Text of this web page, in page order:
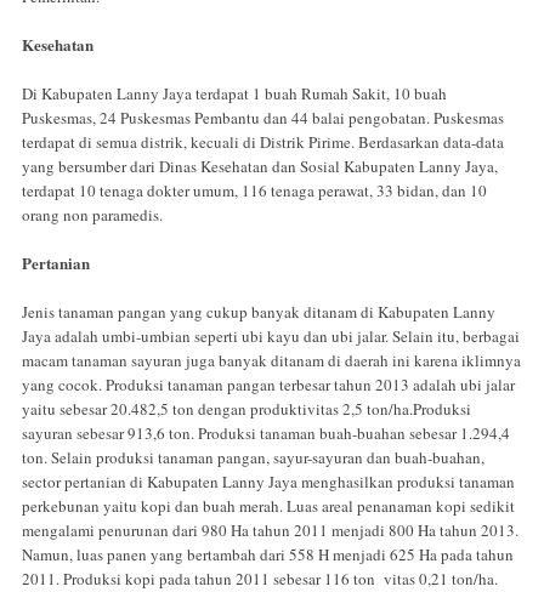
Kesehatan
Di Kabupaten Lanny Jaya terdapat 1 buah Rumah Sakit, 10 buah
Puskesmas, 24 Puskesmas Pembantu dan 44 balai pengobatan. Puskesmas
terdapat di semua distrik, kecuali di Distrik Pirime. Berdasarkan data-data
yang bersumber dari Dinas Kesehatan dan Sosial Kabupaten Lanny Jaya,
terdapat 10 tenaga dokter umum, 116 tenaga perawat, 33 bidan, dan 10
orang non paramedis.
Pertanian
Jenis tanaman pangan yang cukup banyak ditanam di Kabupaten Lanny
Jaya adalah umbi-umbian seperti ubi kayu dan ubi jalar. Selain itu, berbagai
macam tanaman sayuran juga banyak ditanam di daerah ini karena iklimnya
yang cocok. Produksi tanaman pangan terbesar tahun 2013 adalah ubi jalar
yaitu sebesar 20.482,5 ton dengan produktivitas 2,5 ton/ha.Produksi
sayuran sebesar 913,6 ton. Produksi tanaman buah-buahan sebesar 1.294,4
ton. Selain produksi tanaman pangan, sayur-sayuran dan buah-buahan,
sector pertanian di Kabupaten Lanny Jaya menghasilkan produksi tanaman
perkebunan yaitu kopi dan buah merah. Luas areal penanaman kopi sedikit
mengalami penurunan dari 980 Ha tahun 2011 menjadi 800 Ha tahun 2013.
Namun, luas panen yang bertambah dari 558 H menjadi 625 Ha pada tahun
2011. Produksi kopi pada tahun 2011 sebesar 116 ton vitas 0,21 ton/ha.